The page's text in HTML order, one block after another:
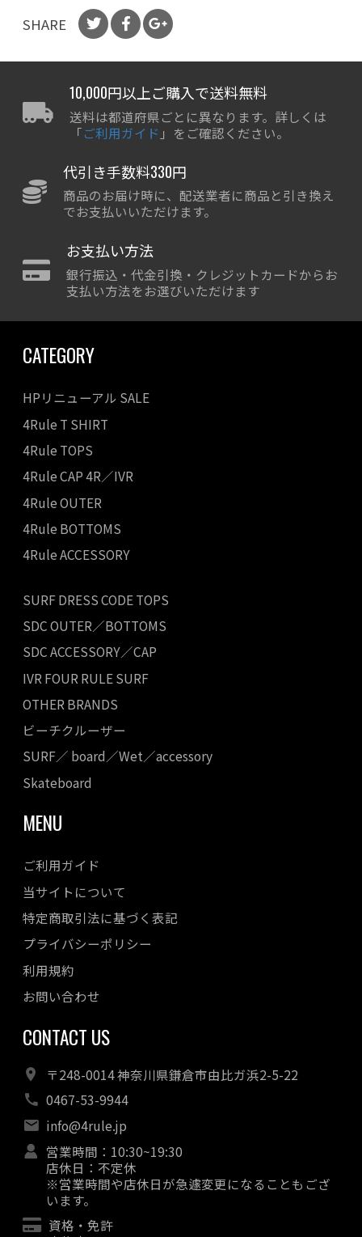
SHARE
10,000円以上ご購入で送料無料
送料は都道府県ごとに異なります。詳しくは
「ご利用ガイド 」をご確認ください。
代引き手数料330円
商品のお届け時に、配送業者に商品と引き換え
でお支払いいただけます。
お支払い方法
銀行振込・代金引換・クレジットカードからお
支払い方法をお選びいただけます
CATEGORY
HPリニューアル SALE
4Rule T SHIRT
4Rule TOPS
4Rule CAP 4R／IVR
4Rule OUTER
4Rule BOTTOMS
4Rule ACCESSORY
SURF DRESS CODE TOPS
SDC OUTER／BOTTOMS
SDC ACCESSORY／CAP
IVR FOUR RULE SURF
OTHER BRANDS
ビーチクルーザー
SURF／ board／Wet／accessory
Skateboard
MENU
ご利用ガイド
当サイトについて
特定商取引法に基づく表記
プライバシーポリシー
利用規約
お問い合わせ
CONTACT US
〒248-0014 神奈川県鎌倉市由比ガ浜2-5-22
0467-53-9944
info@4rule.jp
営業時間：10:30~19:30
店休日：不定休
※営業時間や店休日が急遽変更になることもござ
います。
資格・免許